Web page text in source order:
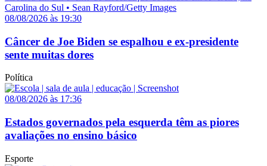
08/08/2026 às 19:30
Câncer de Joe Biden se espalhou e ex-presidente
sente muitas dores
Política
08/08/2026 às 17:36
Estados governados pela esquerda têm as piores
avaliações no ensino básico
Esporte